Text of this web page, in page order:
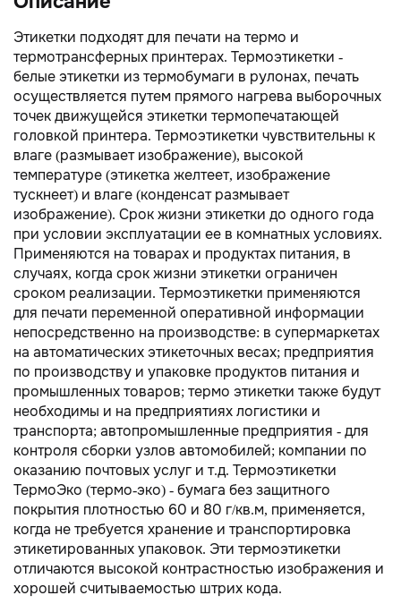
Этикетки подходят для печати на термо и
термотрансферных принтерах. Термоэтикетки -
белые этикетки из термобумаги в рулонах, печать
осуществляется путем прямого нагрева выборочных
точек движущейся этикетки термопечатающей
головкой принтера. Термоэтикетки чувствительны к
влаге (размывает изображение), высокой
температуре (этикетка желтеет, изображение
тускнеет) и влаге (конденсат размывает
изображение). Срок жизни этикетки до одного года
при условии эксплуатации ее в комнатных условиях.
Применяются на товарах и продуктах питания, в
случаях, когда срок жизни этикетки ограничен
сроком реализации. Термоэтикетки применяются
для печати переменной оперативной информации
непосредственно на производстве: в супермаркетах
на автоматических этикеточных весах; предприятия
по производству и упаковке продуктов питания и
промышленных товаров; термо этикетки также будут
необходимы и на предприятиях логистики и
транспорта; автопромышленные предприятия - для
контроля сборки узлов автомобилей; компании по
оказанию почтовых услуг и т.д. Термоэтикетки
ТермоЭко (термо-эко) - бумага без защитного
покрытия плотностью 60 и 80 г/кв.м, применяется,
когда не требуется хранение и транспортировка
этикетированных упаковок. Эти термоэтикетки
отличаются высокой контрастностью изображения и
хорошей считываемостью штрих кода.